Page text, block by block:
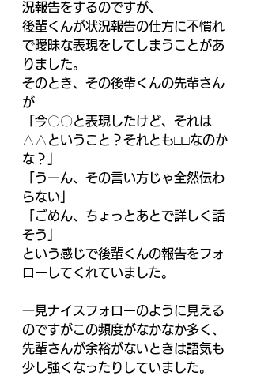
況報告をするのですが、
後輩くんが状況報告の仕方に不慣れ
で曖昧な表現をしてしまうことがあ
りました。
そのとき、その後輩くんの先輩さん
が
「今〇〇と表現したけど、それは
△△ということ？それとも□□なのか
な？」
「うーん、その言い方じゃ全然伝わ
らない」
「ごめん、ちょっとあとで詳しく話
そう」
という感じで後輩くんの報告をフォ
ローしてくれていました。
一見ナイスフォローのように見える
のですがこの頻度がなかなか多く、
先輩さんが余裕がないときは語気も
少し強くなったりしていました。